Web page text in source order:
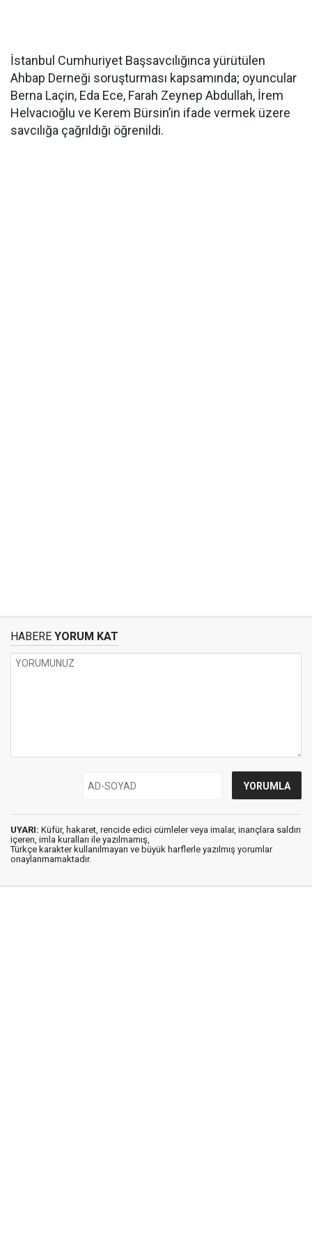
İstanbul Cumhuriyet Başsavcılığınca yürütülen
Ahbap Derneği soruşturması kapsamında; oyuncular
Berna Laçin, Eda Ece, Farah Zeynep Abdullah, İrem
Helvacıoğlu ve Kerem Bürsin’in ifade vermek üzere
savcılığa çağrıldığı öğrenildi.
HABERE YORUM KAT
UYARI: Küfür, hakaret, rencide edici cümleler veya imalar, inançlara saldırı
içeren, imla kuralları ile yazılmamış,
Türkçe karakter kullanılmayan ve büyük harflerle yazılmış yorumlar
onaylanmamaktadır.